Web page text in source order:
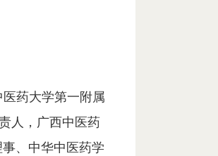
药大学第一附属
人，广西中医药
、中华中医药学